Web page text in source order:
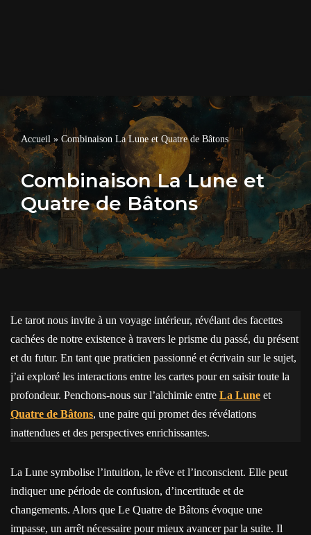
Accueil » Combinaison La Lune et Quatre de Bâtons
Combinaison La Lune et
Quatre de Bâtons
Le tarot nous invite à un voyage intérieur, révélant des facettes
cachées de notre existence à travers le prisme du passé, du présent
et du futur. En tant que praticien passionné et écrivain sur le sujet,
j’ai exploré les interactions entre les cartes pour en saisir toute la
profondeur. Penchons-nous sur l’alchimie entre La Lune et
Quatre de Bâtons, une paire qui promet des révélations
inattendues et des perspectives enrichissantes.
La Lune symbolise l’intuition, le rêve et l’inconscient. Elle peut
indiquer une période de confusion, d’incertitude et de
changements. Alors que Le Quatre de Bâtons évoque une
impasse, un arrêt nécessaire pour mieux avancer par la suite. Il